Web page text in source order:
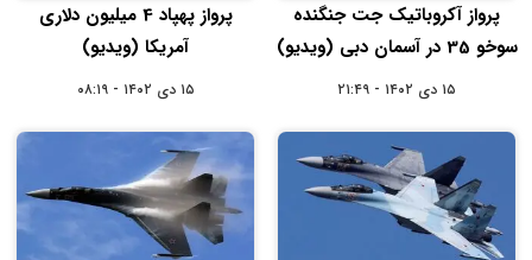
پرواز آکروباتیک جت جنگنده
سوخو 35 در آسمان دبی (ویدیو)
۱۵ دی ۱۴۰۲ - ۲۱:۴۹
پرواز پهپاد 4 میلیون دلاری
آمریکا (ویدیو)
۱۵ دی ۱۴۰۲ - ۰۸:۱۹